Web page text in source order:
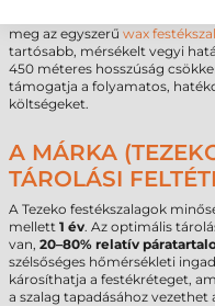
meg az egyszerű wax
tartósabb, mérsékelt vegyi
450 méteres hosszúság
támogatja a folyamatos,
költségeket.
A MÁRKA
TÁROLÁSI
A Tezeko festékszalagok
mellett 1 év. Az optimális
van, 20–80% relatív
szélsőséges hőmérsékleti
károsíthatja a festékréteget,
a szalag tapadásához vezethet